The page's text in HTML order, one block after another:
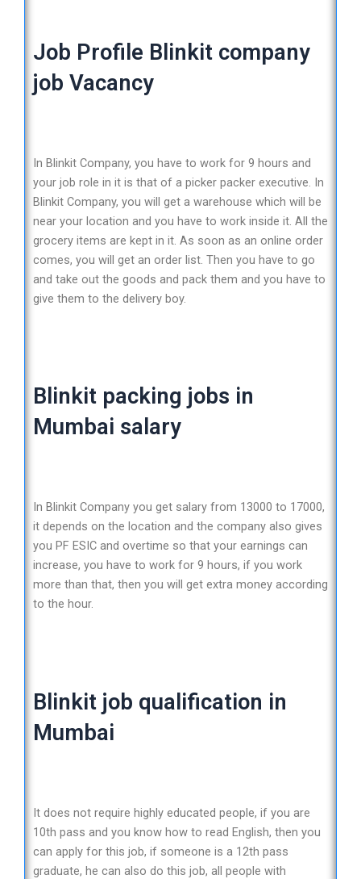
Job Profile Blinkit company
job Vacancy
In Blinkit Company, you have to work for 9 hours and
your job role in it is that of a picker packer executive. In
Blinkit Company, you will get a warehouse which will be
near your location and you have to work inside it. All the
grocery items are kept in it. As soon as an online order
comes, you will get an order list. Then you have to go
and take out the goods and pack them and you have to
give them to the delivery boy.
Blinkit packing jobs in
Mumbai salary
In Blinkit Company you get salary from 13000 to 17000,
it depends on the location and the company also gives
you PF ESIC and overtime so that your earnings can
increase, you have to work for 9 hours, if you work
more than that, then you will get extra money according
to the hour.
Blinkit job qualification in
Mumbai
It does not require highly educated people, if you are
10th pass and you know how to read English, then you
can apply for this job, if someone is a 12th pass
graduate, he can also do this job, all people with